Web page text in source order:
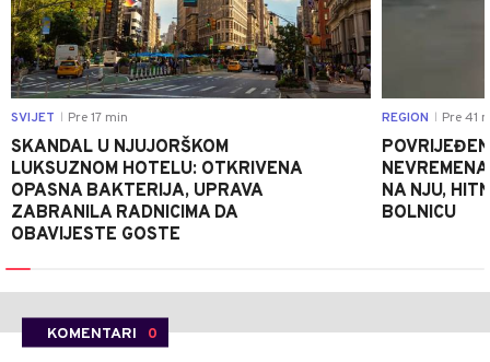
SVIJET Pre 17 min
SKANDAL U NJUJORŠKOM
LUKSUZNOM HOTELU: OTKRIVENA
OPASNA BAKTERIJA, UPRAVA
ZABRANILA RADNICIMA DA
OBAVIJESTE GOSTE
REGION Pre 41
NA NJU,
BOLNICU
KOMENTARI 0